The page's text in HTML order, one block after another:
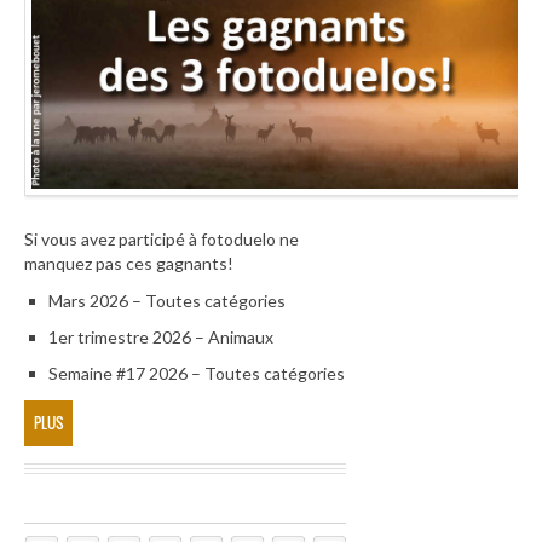
Si vous avez participé à fotoduelo ne
manquez pas ces gagnants!
Mars 2026 – Toutes catégories
1er trimestre 2026 – Animaux
Semaine #17 2026 – Toutes catégories
PLUS